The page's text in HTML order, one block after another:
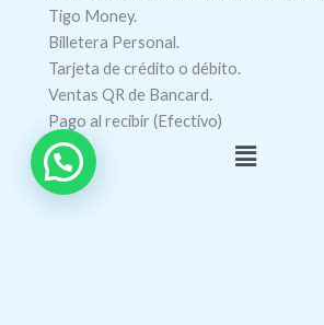
Tigo Money.
Billetera Personal.
Tarjeta de crédito o débito.
Ventas QR de Bancard.
Pago al recibir (Efectivo)
Menú